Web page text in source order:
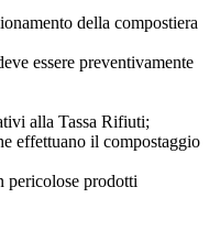
della compostiera
essere preventivamente
alla Tassa Rifiuti;
effettuano il compostaggio
pericolose prodotti